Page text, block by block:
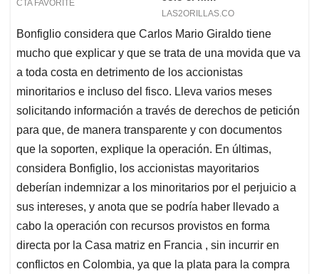
Bonfiglio considera que Carlos Mario Giraldo tiene
mucho que explicar y que se trata de una movida que va
a toda costa en detrimento de los accionistas
minoritarios e incluso del fisco. Lleva varios meses
solicitando información a través de derechos de petición
para que, de manera transparente y con documentos
que la soporten, explique la operación. En últimas,
considera Bonfiglio, los accionistas mayoritarios
deberían indemnizar a los minoritarios por el perjuicio a
sus intereses, y anota que se podría haber llevado a
cabo la operación con recursos provistos en forma
directa por la Casa matriz en Francia , sin incurrir en
conflictos en Colombia, ya que la plata para la compra